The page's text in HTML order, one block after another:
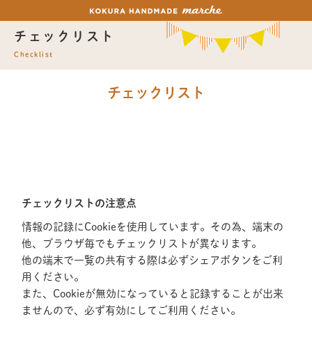
チェックリスト
Checklist
チェックリスト
チェックリストの注意点
情報の記録にCookieを使用しています。その為、端末の
他、ブラウザ毎でもチェックリストが異なります。
他の端末で一覧の共有する際は必ずシェアボタンをご利
用ください。
また、Cookieが無効になっていると記録することが出来
ませんので、必ず有効にしてご利用ください。